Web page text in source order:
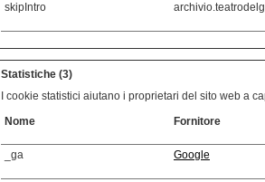
skipIntro
Statistiche (3)
I cookie statistici aiutano i proprietari del sito web a
Nome
Fornitore
_ga Google